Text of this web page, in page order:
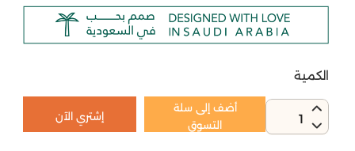
الكمية
1
أضف إلى سلة
التسوق
إشتري الآن